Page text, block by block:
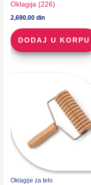
Oklagija (226)
2,690.00din
DODAJ U KORPU
Oklagije za telo